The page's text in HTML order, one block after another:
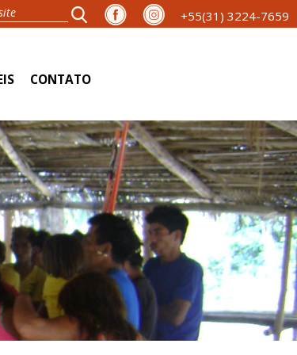
+55(31) 3224-7659
CONTATO